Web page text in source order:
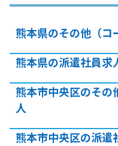
熊本県のその他（コ
熊本県の派遣社員求
熊本市中央区のその
人
熊本市中央区の派遣